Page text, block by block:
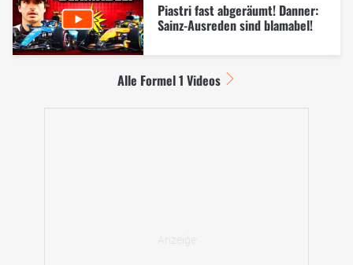
Piastri fast abgeräumt! Danner:
Sainz-Ausreden sind blamabel!
Alle Formel 1 Videos